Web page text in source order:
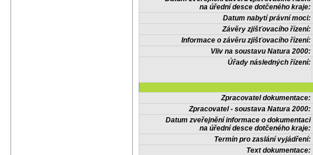
na úřední desce dotčeného kraje:
Datum nabytí právní moci:
Závěry zjišťovacího řízení:
Informace o závěru zjišťovacího řízení:
Vliv na soustavu Natura 2000:
Úřady následných řízení:
Zpracovatel dokumentace:
Zpracovatel - soustava Natura 2000:
Datum zveřejnění informace o dokumentaci
na úřední desce dotčeného kraje:
Termín pro zaslání vyjádření:
Text dokumentace: